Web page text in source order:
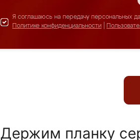
Я соглашаюсь на передачу персональных
Политике конфиденциальности
Держим планку